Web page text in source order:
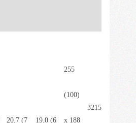
20.7 (7 19.0 (6
255
(100)
x 188
3215